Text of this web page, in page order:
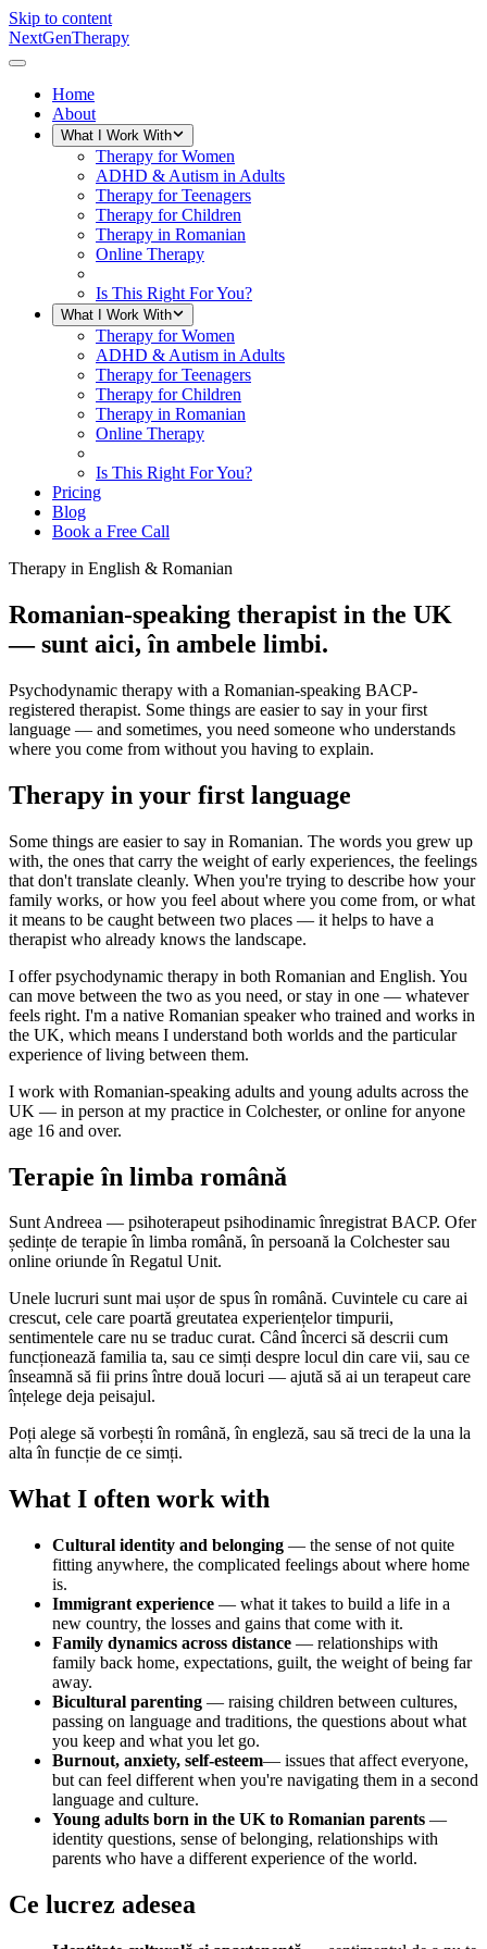
Skip to content
NextGenTherapy
Home
About
What I Work With
Therapy for Women
ADHD & Autism in Adults
Therapy for Teenagers
Therapy for Children
Therapy in Romanian
Online Therapy
Is This Right For You?
What I Work With
Therapy for Women
ADHD & Autism in Adults
Therapy for Teenagers
Therapy for Children
Therapy in Romanian
Online Therapy
Is This Right For You?
Pricing
Blog
Book a Free Call
Therapy in English & Romanian
Romanian-speaking therapist in the UK
— sunt aici, în ambele limbi.
Psychodynamic therapy with a Romanian-speaking BACP-
registered therapist. Some things are easier to say in your first
language — and sometimes, you need someone who understands
where you come from without you having to explain.
Therapy in your first language
Some things are easier to say in Romanian. The words you grew up
with, the ones that carry the weight of early experiences, the feelings
that don't translate cleanly. When you're trying to describe how your
family works, or how you feel about where you come from, or what
it means to be caught between two places — it helps to have a
therapist who already knows the landscape.
I offer psychodynamic therapy in both Romanian and English. You
can move between the two as you need, or stay in one — whatever
feels right. I'm a native Romanian speaker who trained and works in
the UK, which means I understand both worlds and the particular
experience of living between them.
I work with Romanian-speaking adults and young adults across the
UK — in person at my practice in Colchester, or online for anyone
age 16 and over.
Terapie în limba română
Sunt Andreea — psihoterapeut psihodinamic înregistrat BACP. Ofer
ședințe de terapie în limba română, în persoană la Colchester sau
online oriunde în Regatul Unit.
Unele lucruri sunt mai ușor de spus în română. Cuvintele cu care ai
crescut, cele care poartă greutatea experiențelor timpurii,
sentimentele care nu se traduc curat. Când încerci să descrii cum
funcționează familia ta, sau ce simți despre locul din care vii, sau ce
înseamnă să fii prins între două locuri — ajută să ai un terapeut care
înțelege deja peisajul.
Poți alege să vorbești în română, în engleză, sau să treci de la una la
alta în funcție de ce simți.
What I often work with
Cultural identity and belonging — the sense of not quite
fitting anywhere, the complicated feelings about where home
is.
Immigrant experience — what it takes to build a life in a
new country, the losses and gains that come with it.
Family dynamics across distance — relationships with
family back home, expectations, guilt, the weight of being far
away.
Bicultural parenting — raising children between cultures,
passing on language and traditions, the questions about what
you keep and what you let go.
Burnout, anxiety, self-esteem— issues that affect everyone,
but can feel different when you're navigating them in a second
language and culture.
Young adults born in the UK to Romanian parents —
identity questions, sense of belonging, relationships with
parents who have a different experience of the world.
Ce lucrez adesea